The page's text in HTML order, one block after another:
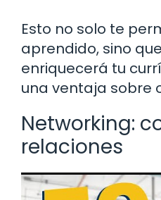
Esto no solo te
aprendido, sino
enriquecerá tu
una ventaja sobre
Networking:
relaciones